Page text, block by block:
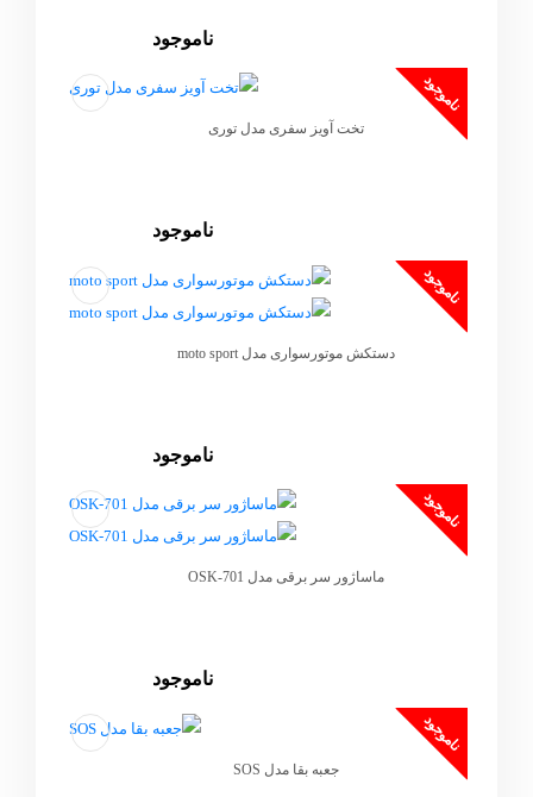
ناموجود
ناموجود
تخت آویز سفری مدل توری
ناموجود
ناموجود
دستکش موتورسواری مدل moto sport
ناموجود
ناموجود
ماساژور سر برقی مدل OSK-701
ناموجود
ناموجود
جعبه بقا مدل SOS